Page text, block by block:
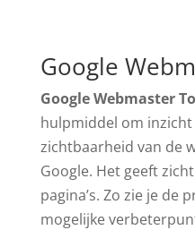
Google
Google Webmaster
hulpmiddel om
zichtbaarheid van de
Google. Het geeft
pagina’s. Zo zie je de
mogelijke